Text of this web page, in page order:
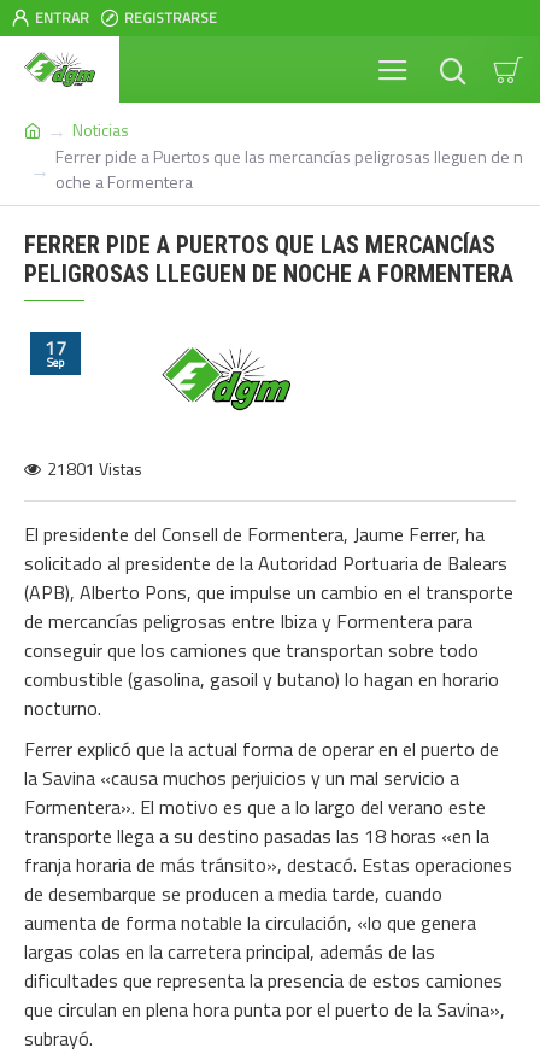
ENTRAR REGISTRARSE
Noticias
Ferrer pide a Puertos que las mercancías peligrosas lleguen de n
oche a Formentera
FERRER PIDE A PUERTOS QUE LAS MERCANCÍAS
PELIGROSAS LLEGUEN DE NOCHE A FORMENTERA
17
Sep
21801 Vistas
El presidente del Consell de Formentera, Jaume Ferrer, ha
solicitado al presidente de la Autoridad Portuaria de Balears
(APB), Alberto Pons, que impulse un cambio en el transporte
de mercancías peligrosas entre Ibiza y Formentera para
conseguir que los camiones que transportan sobre todo
combustible (gasolina, gasoil y butano) lo hagan en horario
nocturno.
Ferrer explicó que la actual forma de operar en el puerto de
la Savina «causa muchos perjuicios y un mal servicio a
Formentera». El motivo es que a lo largo del verano este
transporte llega a su destino pasadas las 18 horas «en la
franja horaria de más tránsito», destacó. Estas operaciones
de desembarque se producen a media tarde, cuando
aumenta de forma notable la circulación, «lo que genera
largas colas en la carretera principal, además de las
dificultades que representa la presencia de estos camiones
que circulan en plena hora punta por el puerto de la Savina»,
subrayó.